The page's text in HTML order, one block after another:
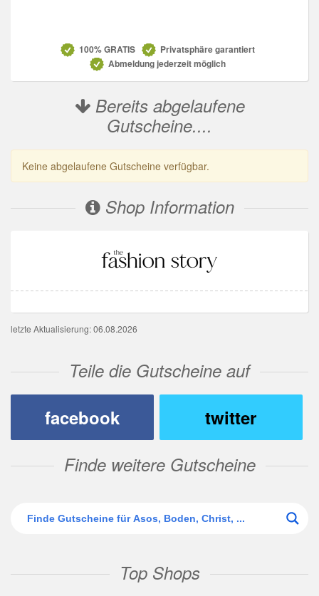
100% GRATIS
Privatsphäre garantiert
Abmeldung jederzeit möglich
Bereits abgelaufene
Gutscheine....
Keine abgelaufene Gutscheine verfügbar.
Shop Information
letzte Aktualisierung: 06.08.2026
Teile die Gutscheine auf
facebook
twitter
Finde weitere Gutscheine
Top Shops